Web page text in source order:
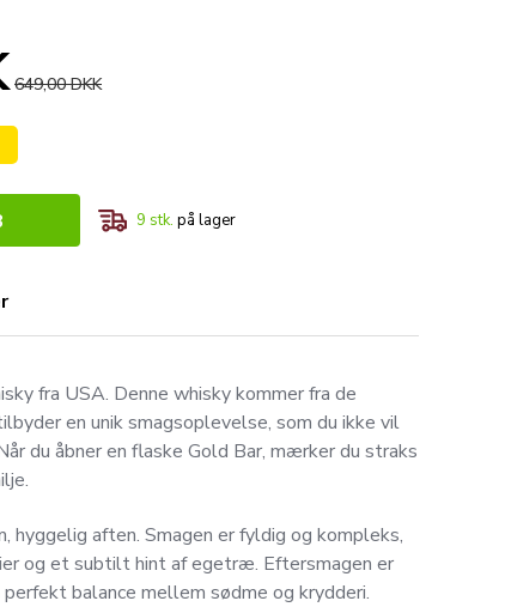
649,00 DKK
9 stk. på lager
fra USA. Denne whisky kommer fra de
en unik smagsoplevelse, som du ikke vil
du åbner en flaske Gold Bar, mærker du straks
hyggelig aften. Smagen er fyldig og kompleks,
og et subtilt hint af egetræ. Eftersmagen er
balance mellem sødme og krydderi.